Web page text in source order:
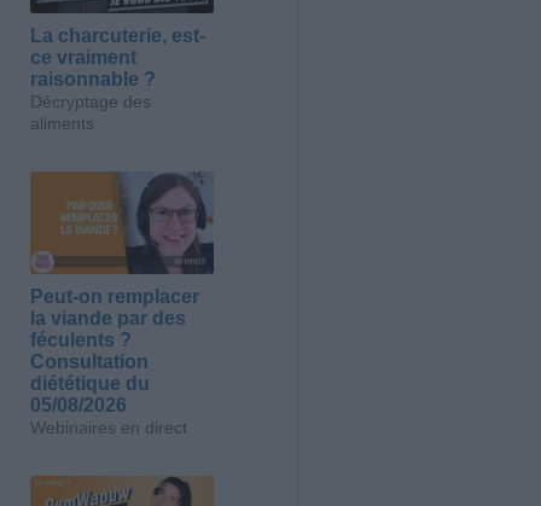
La charcuterie, est-
ce vraiment
raisonnable ?
Décryptage des
aliments
Peut-on remplacer
la viande par des
féculents ?
Consultation
diététique du
05/08/2026
Webinaires en direct